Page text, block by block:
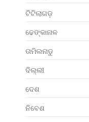
ଟିଟିଲାଗଡ଼
ଢେଙ୍କାନାଳ
ତାମିଲନାଡୁ
ଦିଲ୍ଲୀ
ଦେଶ
ନିବେଶ